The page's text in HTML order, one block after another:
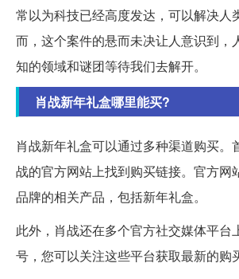
常以为科技已经高度发达，可以解决人
而，这个案件的悬而未决让人意识到，
知的领域和谜团等待我们去解开。
肖战新年礼盒哪里能买?
肖战新年礼盒可以通过多种渠道购买。
战的官方网站上找到购买链接。官方网
品牌的相关产品，包括新年礼盒。
此外，肖战还在多个官方社交媒体平台
号，您可以关注这些平台获取最新的购